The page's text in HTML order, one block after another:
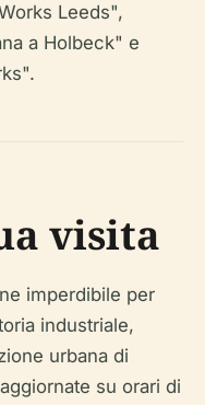
Leeds",
a Holbeck" e
visita
imperdibile per
industriale,
urbana di
su orari di